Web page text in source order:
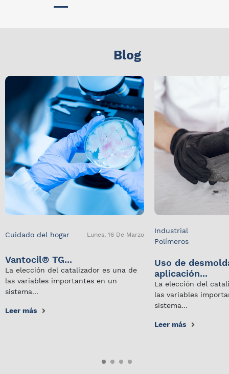
Blog
Cuidado del hogar Lunes, 16 De Marzo
Vantocil® TG...
La elección del catalizador es una de
las variables importantes en un
sistema...
Leer más
Industrial
Polímeros
Uso de
aplicación...
La elección del
las variables
sistema...
Leer más